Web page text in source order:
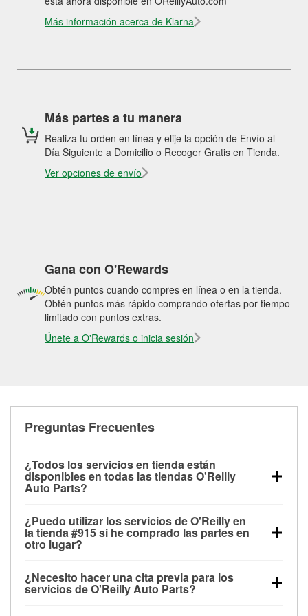
Más información acerca de Klarna
Más partes a tu manera
Realiza tu orden en línea y elije la opción de Envío al
Día Siguiente a Domicilio o Recoger Gratis en Tienda.
Ver opciones de envío
Gana con O'Rewards
Obtén puntos cuando compres en línea o en la tienda.
Obtén puntos más rápido comprando ofertas por tiempo
limitado con puntos extras.
Únete a O'Rewards o inicia sesión
Preguntas Frecuentes
¿Todos los servicios en tienda están
disponibles en todas las tiendas O'Reilly
Auto Parts?
las pruebas de batería, pruebas de alternador y
motor de arranque, revisión de la luz “Check Engine”
con O'Reilly VeriScan® e instalación de
limpiaparabrisas o bombillas, están disponibles en
todas las tiendas O'Reilly Auto Parts. La tienda
¿Puedo utilizar los servicios de O'Reilly en
la tienda #915 si he comprado las partes en
otro lugar?
de O'Reilly Auto Parts que estén disponibles en la
tienda #915 de Nashville, TN aunque hayas
¿Necesito hacer una cita previa para los
servicios de O'Reilly Auto Parts?